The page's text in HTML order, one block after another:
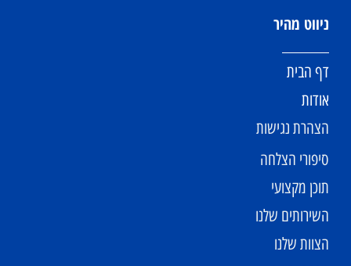
ניווט מהיר
דף הבית
אודות
הצהרת נגישות
סיפורי הצלחה
תוכן מקצועי
השירותים שלנו
הצוות שלנו